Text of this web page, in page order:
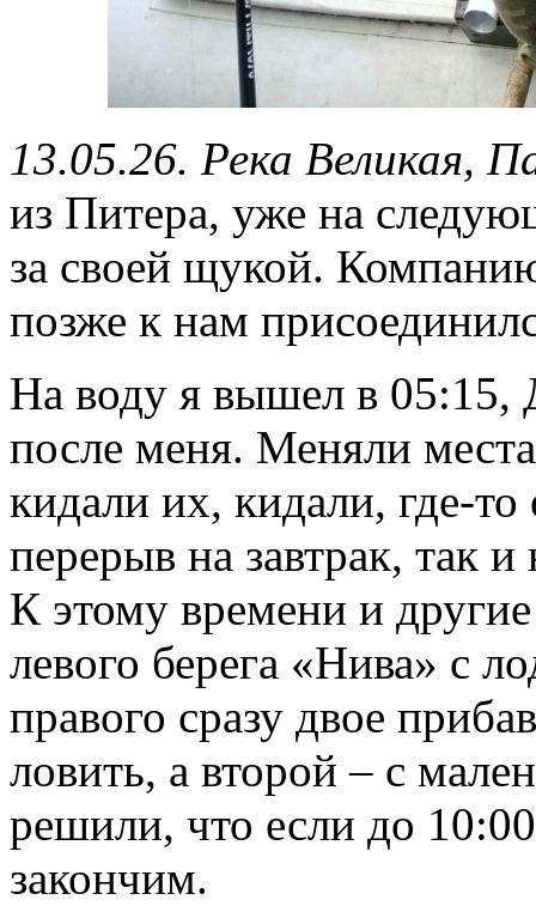
13.05.26. Река Великая,
из Питера, уже на
за своей щукой.
позже к нам
На воду я вышел в 05:15,
после меня. Меняли
кидали их, кидали, где-
перерыв на завтрак, так
К этому времени и
левого берега «Нива» с
правого сразу двое
ловить, а второй – с
решили, что если до
закончим.